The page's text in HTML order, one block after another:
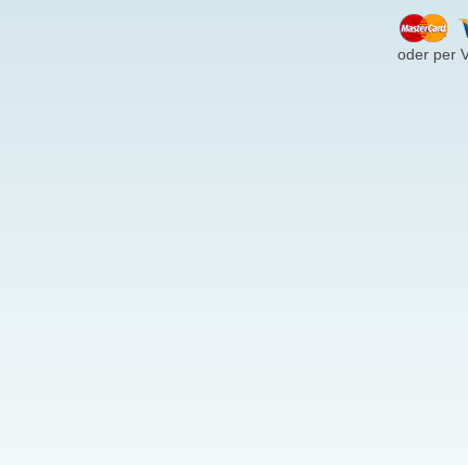
oder per